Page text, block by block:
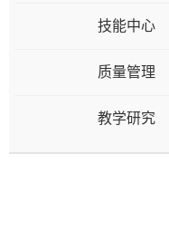
技能中心
质量管理
教学研究